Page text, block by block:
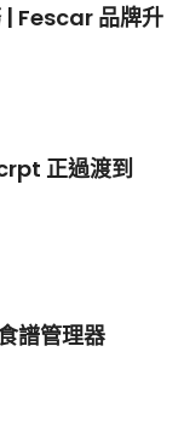
| Fescar 品牌升
正過渡到
譜管理器